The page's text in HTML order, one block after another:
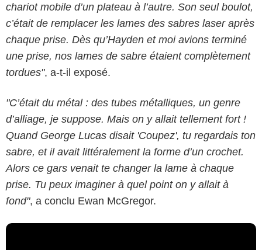
chariot mobile d’un plateau à l’autre. Son seul boulot,
c’était de remplacer les lames des sabres laser après
chaque prise. Dès qu’Hayden et moi avions terminé
une prise, nos lames de sabre étaient complètement
tordues", a-t-il exposé.
"C’était du métal : des tubes métalliques, un genre
d’alliage, je suppose. Mais on y allait tellement fort !
Quand George Lucas disait 'Coupez', tu regardais ton
sabre, et il avait littéralement la forme d’un crochet.
Alors ce gars venait te changer la lame à chaque
prise. Tu peux imaginer à quel point on y allait à
fond", a conclu Ewan McGregor.